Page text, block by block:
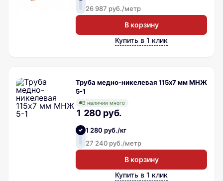
26 987 руб./метр
В корзину
Купить в 1 клик
Труба медно-никелевая 115х7 мм МНЖ
5-1
В наличии много
1 280 руб.
1 280 руб./кг
27 240 руб./метр
В корзину
Купить в 1 клик